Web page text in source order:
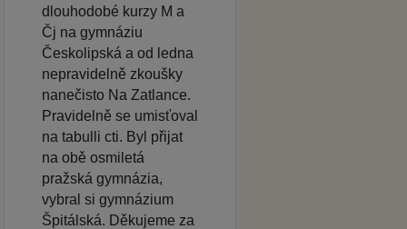
dlouhodobé kurzy M a
Čj na gymnáziu
Českolipská a od ledna
nepravidelně zkoušky
nanečisto Na Zatlance.
Pravidelně se umisťoval
na tabulli cti. Byl přijat
na obě osmiletá
pražská gymnázia,
vybral si gymnázium
Špitálská. Děkujeme za